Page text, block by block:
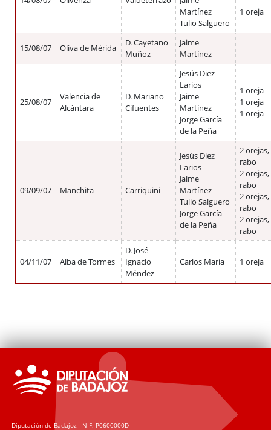
Martínez
Tulio Salguero
1 oreja
15/08/07 Oliva de Mérida
D. Cayetano
Muñoz
Jaime
Martínez
25/08/07
Valencia de
Alcántara
D. Mariano
Cifuentes
Jesús Diez
Larios
Jaime
Martínez
Jorge García
de la Peña
1 oreja
1 oreja
1 oreja
09/09/07 Manchita Carriquini
Jesús Diez
Larios
Jaime
Martínez
Tulio Salguero
Jorge García
de la Peña
2 orejas,
rabo
2 orejas,
rabo
2 orejas,
rabo
2 orejas,
rabo
04/11/07 Alba de Tormes
D. José
Ignacio
Méndez
Carlos María 1 oreja
Diputación de Badajoz - NIF: P0600000D